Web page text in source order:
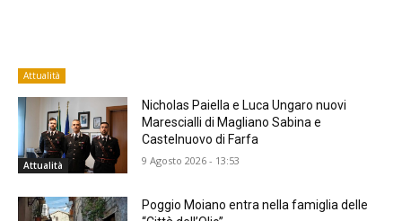
Attualità
Attualità
Nicholas Paiella e Luca Ungaro nuovi
Marescialli di Magliano Sabina e
Castelnuovo di Farfa
9 Agosto 2026 - 13:53
Poggio Moiano entra nella famiglia delle